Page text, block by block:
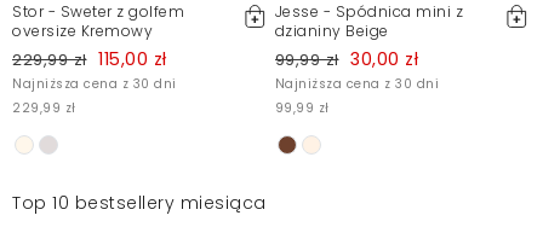
Stor - Sweter z golfem
oversize Kremowy
229,99 zł 115,00 zł
Najniższa cena z 30 dni
229,99 zł
Jesse - Spódnica mini z
dzianiny Beige
99,99 zł 30,00 zł
Najniższa cena z 30 dni
99,99 zł
Top 10 bestsellery miesiąca